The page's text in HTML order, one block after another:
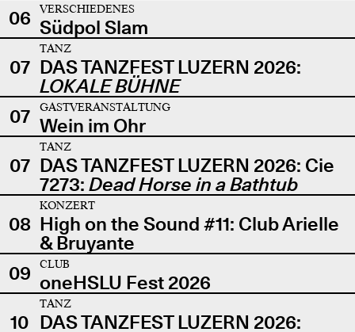
06
VERSCHIEDENES
Südpol Slam
07
TANZ
DAS TANZFEST LUZERN 2026:
LOKALE BÜHNE
07
GASTVERANSTALTUNG
Wein im Ohr
07
TANZ
DAS TANZFEST LUZERN 2026: Cie
7273: Dead Horse in a Bathtub
08
KONZERT
High on the Sound #11: Club Arielle
& Bruyante
09
CLUB
oneHSLU Fest 2026
10
TANZ
DAS TANZFEST LUZERN 2026: